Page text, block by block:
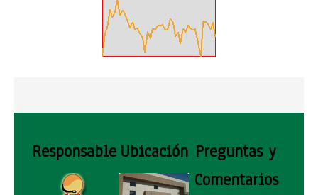
Responsable Ubicación Preguntas y
Comentarios